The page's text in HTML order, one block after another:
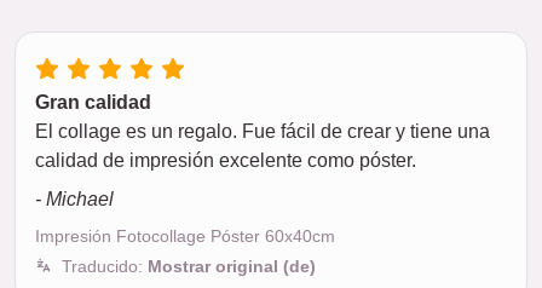
Gran calidad
El collage es un regalo. Fue fácil de crear y tiene una
calidad de impresión excelente como póster.
- Michael
Impresión Fotocollage Póster 60x40cm
Traducido: Mostrar original (de)